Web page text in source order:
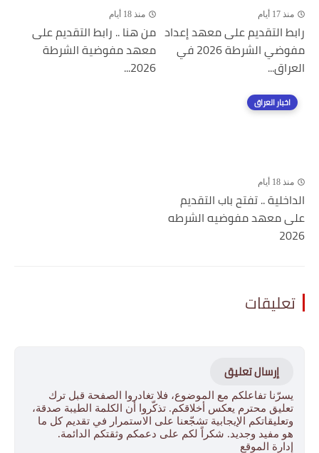
منذ 17 أيام
رابط التقديم على معهد إعداد
مفوضي الشرطة 2026 في
العراق...
منذ 18 أيام
من هنا .. رابط التقديم على
معهد مفوضية الشرطة
2026...
اخبار العراق
منذ 18 أيام
الداخلية .. تفتح باب التقديم
على معهد مفوضيه الشرطه
2026
تعليقات
إرسال تعليق
يسرّنا تفاعلكم مع الموضوع، فلا تغادروا الصفحة قبل ترك
تعليق محترم يعكس أخلاقكم. تذكّروا أن الكلمة الطيبة صدقة،
وتعليقاتكم الإيجابية تشجّعنا على الاستمرار في تقديم كل ما
هو مفيد وجديد. شكراً لكم على دعمكم وثقتكم الدائمة.
إدارة الموقع